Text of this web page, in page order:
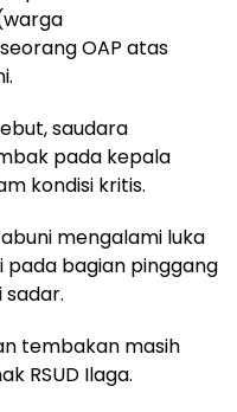
OAP atas
saudara
pada kepala
kondisi kritis.
mengalami luka
bagian pinggang
sadar.
tembakan masih
RSUD Ilaga.